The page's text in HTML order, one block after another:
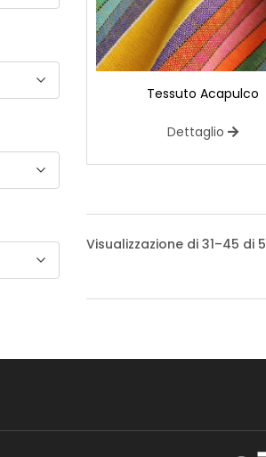
Tessuto Acapulco
Dettaglio
Visualizzazione di 31–45 di